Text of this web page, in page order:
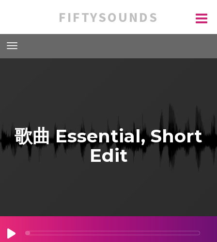
FIFTYSOUNDS
歌曲 Essential, Short
Edit